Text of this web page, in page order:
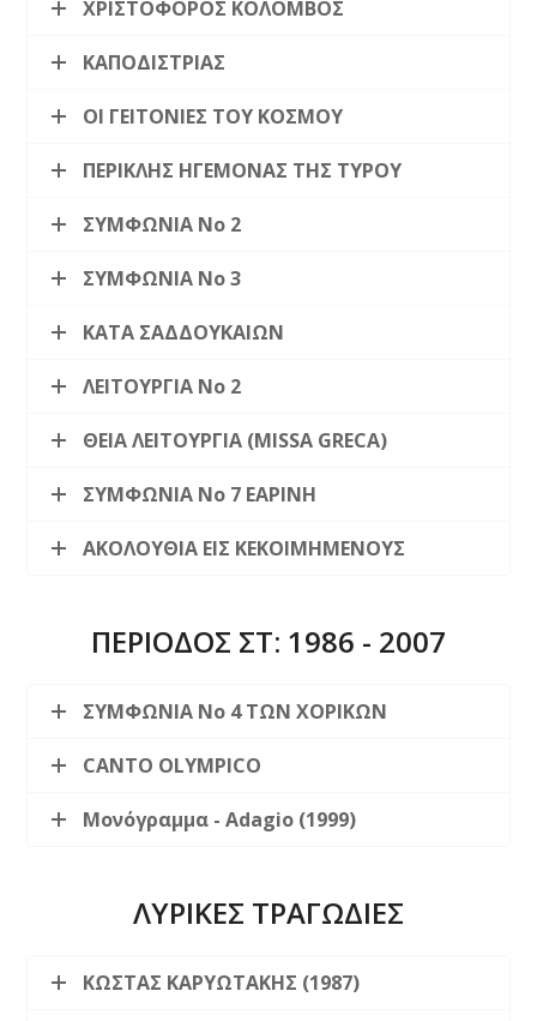
ΧΡΙΣΤΟΦΟΡΟΣ ΚΟΛΟΜΒΟΣ
ΚΑΠΟΔΙΣΤΡΙΑΣ
ΟΙ ΓΕΙΤΟΝΙΕΣ ΤΟΥ ΚΟΣΜΟΥ
ΠΕΡΙΚΛΗΣ ΗΓΕΜΟΝΑΣ ΤΗΣ ΤΥΡΟΥ
ΣΥΜΦΩΝΙΑ Νο 2
ΣΥΜΦΩΝΙΑ Νο 3
ΚΑΤΑ ΣΑΔΔΟΥΚΑΙΩΝ
ΛΕΙΤΟΥΡΓΙΑ Νο 2
ΘΕΙΑ ΛΕΙΤΟΥΡΓΙΑ (MISSA GRECA)
ΣΥΜΦΩΝΙΑ Νο 7 ΕΑΡΙΝΗ
ΑΚΟΛΟΥΘΙΑ ΕΙΣ ΚΕΚΟΙΜΗΜΕΝΟΥΣ
ΠΕΡΙΟΔΟΣ ΣΤ: 1986 - 2007
ΣΥΜΦΩΝΙΑ Νο 4 ΤΩΝ ΧΟΡΙΚΩΝ
CANTO OLYMPICO
Μονόγραμμα - Adagio (1999)
ΛΥΡΙΚΕΣ ΤΡΑΓΩΔΙΕΣ
ΚΩΣΤΑΣ ΚΑΡΥΩΤΑΚΗΣ (1987)